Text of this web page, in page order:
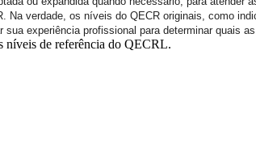
Na verdade, os níveis do QECR originais, como
experiência profissional para determinar quais
níveis de referência do QECRL.